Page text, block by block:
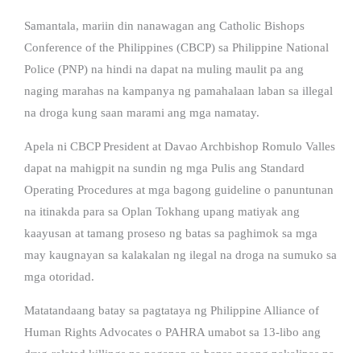
Samantala, mariin din nanawagan ang Catholic Bishops
Conference of the Philippines (CBCP) sa Philippine National
Police (PNP) na hindi na dapat na muling maulit pa ang
naging marahas na kampanya ng pamahalaan laban sa illegal
na droga kung saan marami ang mga namatay.
Apela ni CBCP President at Davao Archbishop Romulo Valles
dapat na mahigpit na sundin ng mga Pulis ang Standard
Operating Procedures at mga bagong guideline o panuntunan
na itinakda para sa Oplan Tokhang upang matiyak ang
kaayusan at tamang proseso ng batas sa paghimok sa mga
may kaugnayan sa kalakalan ng ilegal na droga na sumuko sa
mga otoridad.
Matatandaang batay sa pagtataya ng Philippine Alliance of
Human Rights Advocates o PAHRA umabot sa 13-libo ang